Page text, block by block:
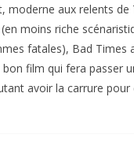
moderne aux relents
moins riche
fatales), Bad Times
film qui fera passer
avoir la carrure pour